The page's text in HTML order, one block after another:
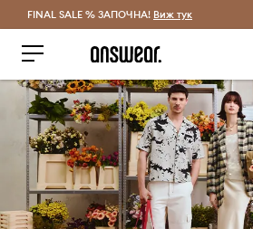
Спестявай с Answear
FINAL SALE % ЗАПОЧНА! Виж тук